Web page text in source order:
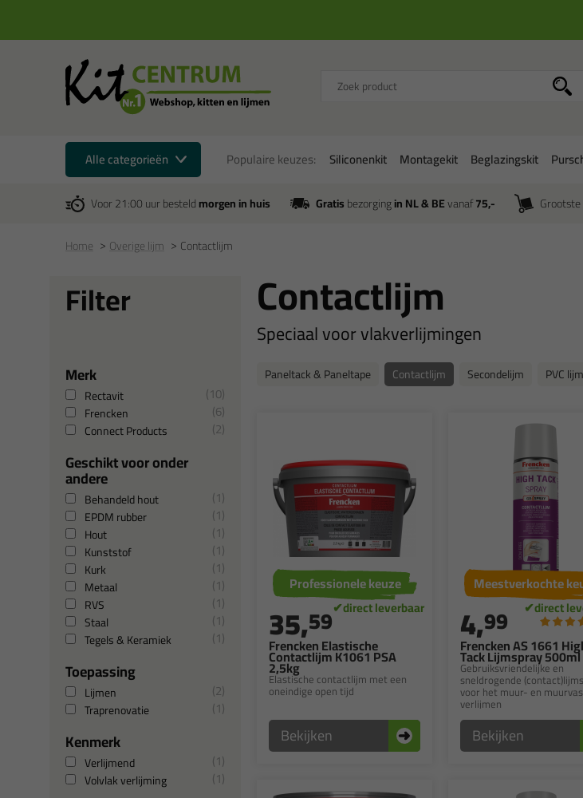
Alle categorieën Populaire keuzes: Siliconenkit Montagekit Beglazingskit
Voor 21:00 uur besteldmorgen in huis Gratisbezorgingin NL & BEvanaf75,-
Home Overige lijm Contactlijm
Filter
Merk
Rectavit 10
Frencken 6
Connect Products 2
Geschikt voor onder
andere
Behandeld hout 1
EPDM rubber 1
Hout 1
Kunststof 1
Kurk 1
Metaal 1
RVS 1
Staal 1
Tegels & Keramiek 1
Toepassing
Lijmen 2
Traprenovatie 1
Kenmerk
Verlijmend 1
Volvlak verlijming 1
Contactlijm
Speciaal voor vlakverlijmingen
Paneltack & Paneltape Contactlijm Secondelijm PVC lijm
Frencken Elastische
Contactlijm K1061 PSA
2,5kg
Elastische contactlijm met een
oneindige open tijd
Professionele keuze
35,59
Bekijken
Frencken AS 1661
Tack Lijmspray 500ml
Gebruiksvriendelijke en
sneldrogende
voor het muur- en
verlijmen
Meestverkochte
4,99
Bekijken